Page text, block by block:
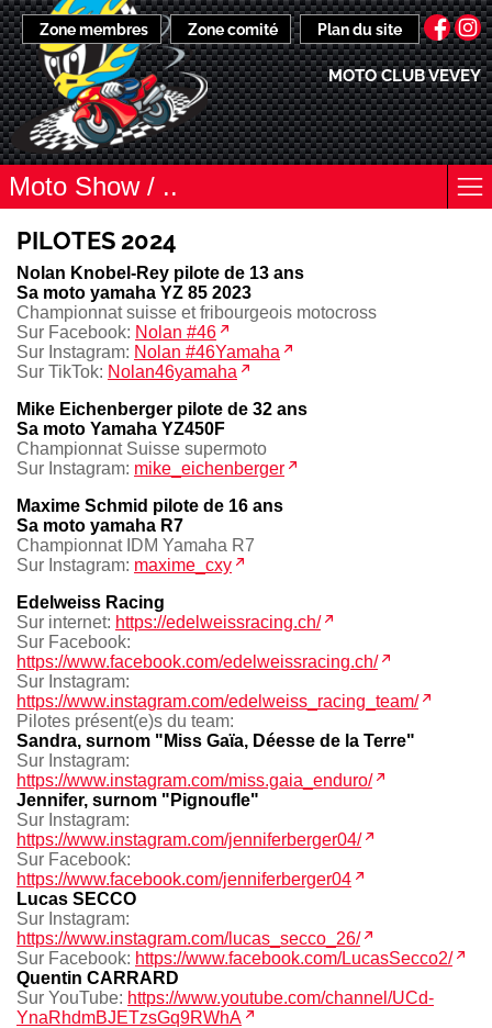
Zone membres Zone comité Plan du site
MOTO CLUB VEVEY
Moto Show / ..
PILOTES 2024
Nolan Knobel-Rey pilote de 13 ans
Sa moto yamaha YZ 85 2023
Championnat suisse et fribourgeois motocross
Sur Facebook: Nolan #46
Sur Instagram: Nolan #46Yamaha
Sur TikTok: Nolan46yamaha
Mike Eichenberger pilote de 32 ans
Sa moto Yamaha YZ450F
Championnat Suisse supermoto
Sur Instagram: mike_eichenberger
Maxime Schmid pilote de 16 ans
Sa moto yamaha R7
Championnat IDM Yamaha R7
Sur Instagram: maxime_cxy
Edelweiss Racing
Sur internet: https://edelweissracing.ch/
Sur Facebook:
https://www.facebook.com/edelweissracing.ch/
Sur Instagram:
https://www.instagram.com/edelweiss_racing_team/
Pilotes présent(e)s du team:
Sandra, surnom "Miss Gaïa, Déesse de la Terre"
Sur Instagram:
https://www.instagram.com/miss.gaia_enduro/
Jennifer, surnom "Pignoufle"
Sur Instagram:
https://www.instagram.com/jenniferberger04/
Sur Facebook:
https://www.facebook.com/jenniferberger04
Lucas SECCO
Sur Instagram:
https://www.instagram.com/lucas_secco_26/
Sur Facebook: https://www.facebook.com/LucasSecco2/
Quentin CARRARD
Sur YouTube: https://www.youtube.com/channel/UCd-
YnaRhdmBJETzsGq9RWhA